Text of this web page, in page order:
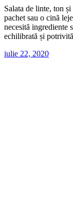
Salata de linte, ton
pachet sau o cină
necesită ingrediente
echilibrată și
iulie 22, 2020